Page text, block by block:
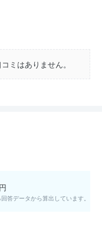
ミはありません。
答データから算出しています。